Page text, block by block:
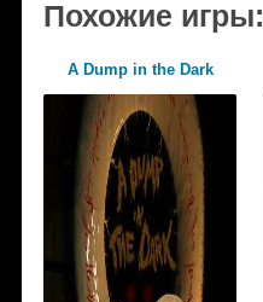
Похожие игры:
A Dump in the Dark